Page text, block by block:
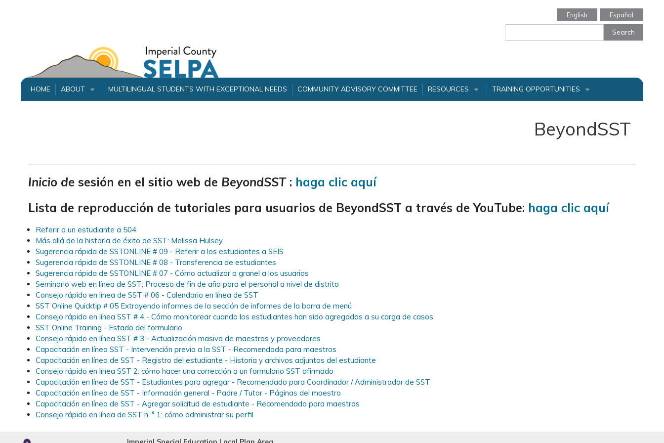
English Español
HOME ABOUT MULTILINGUAL STUDENTS WITH EXCEPTIONAL NEEDS COMMUNITY ADVISORY COMMITTEE RESOURCES TRAINING OPPORTUNITIES
BeyondSST
Inicio de sesión en el sitio web de BeyondSST: haga clic aquí
Lista de reproducción de tutoriales para usuarios de BeyondSST a través de YouTube: haga clic aquí
Referir a un estudiante a 504
Más allá de la historia de éxito de SST: Melissa Hulsey
Sugerencia rápida de SSTONLINE # 09 - Referir a los estudiantes a SEIS
Sugerencia rápida de SSTONLINE # 08 - Transferencia de estudiantes
Sugerencia rápida de SSTONLINE # 07 - Cómo actualizar a granel a los usuarios
Seminario web en línea de SST: Proceso de fin de año para el personal a nivel de distrito
Consejo rápido en línea de SST # 06 - Calendario en línea de SST
SST Online Quicktip # 05 Extrayendo informes de la sección de informes de la barra de menú
Consejo rápido en línea SST # 4 - Cómo monitorear cuando los estudiantes han sido agregados a su carga de casos
SST Online Training - Estado del formulario
Consejo rápido en línea SST # 3 - Actualización masiva de maestros y proveedores
Capacitación en línea SST - Intervención previa a la SST - Recomendada para maestros
Capacitación en línea de SST - Registro del estudiante - Historia y archivos adjuntos del estudiante
Consejo rápido en línea SST 2: cómo hacer una corrección a un formulario SST afirmado
Capacitación en línea de SST - Estudiantes para agregar - Recomendado para Coordinador / Administrador de SST
Capacitación en línea de SST - Información general - Padre / Tutor - Páginas del maestro
Capacitación en línea de SST - Agregar solicitud de estudiante - Recomendado para maestros
Consejo rápido en línea de SST n. ° 1: cómo administrar su perfil